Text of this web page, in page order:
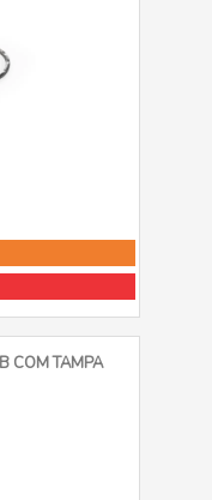
COM TAMPA